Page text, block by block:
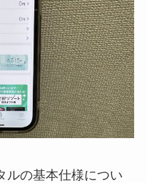
ルの基本仕様につい